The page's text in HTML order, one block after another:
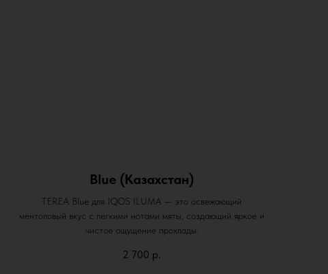
Blue (Казахстан)
TEREA Blue для IQOS ILUMA — это освежающий
ментоловый вкус с легкими нотами мяты, создающий яркое и
чистое ощущение прохлады.
2 700 р.